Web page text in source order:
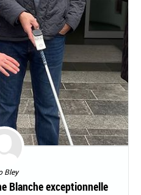
Bley
Blanche exceptionnelle